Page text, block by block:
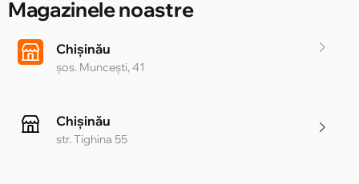
Magazinele noastre
Chișinău
șos. Muncești, 41
Chișinău
str. Tighina 55